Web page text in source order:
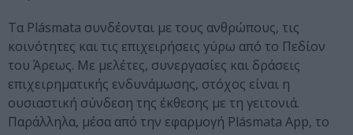
Τα Plásmata συνδέονται με τους ανθρώπους, τις
κοινότητες και τις επιχειρήσεις γύρω από το Πεδίον
του Άρεως. Με μελέτες, συνεργασίες και δράσεις
επιχειρηματικής ενδυνάμωσης, στόχος είναι η
ουσιαστική σύνδεση της έκθεσης με τη γειτονιά.
Παράλληλα, μέσα από την εφαρμογή Plásmata App, το